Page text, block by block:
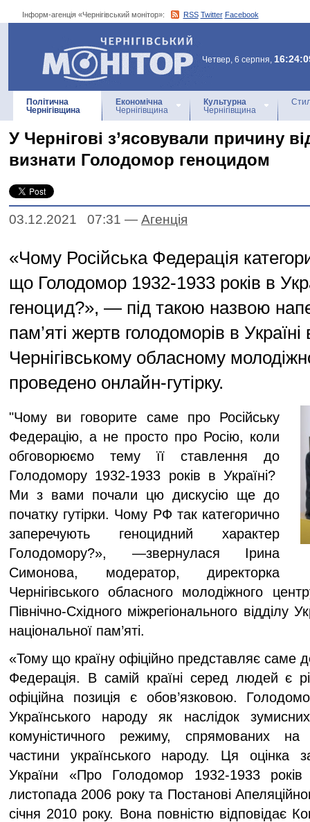
Інформ-агенція «Чернігівський монітор»: RSS Twitter Facebook
Інформ-агенція
«Чернігівський монітор»
Четвер, 6 серпня,
Політична
Чернігівщина
Економічна
Чернігівщина
Культурна
Чернігівщина
У Чернігові з’ясовували причину
визнати Голодомор геноцидом
03.12.2021 07:31 — Агенцiя
«Чому Російська Федерація
що Голодомор 1932-1933 років в
геноцид?», — під такою назвою
пам’яті жертв голодоморів в Україні
Чернігівському обласному
проведено онлайн-гутірку.
"Чому ви говорите саме про Російську
Федерацію, а не просто про Росію, коли
обговорюємо тему її ставлення до
Голодомору 1932-1933 років в Україні?
Ми з вами почали цю дискусію ще до
початку гутірки. Чому РФ так категорично
заперечують геноцидний характер
Голодомору?», —звернулася Ірина
Симонова, модератор, директорка
Чернігівського обласного молодіжного
Північно-Східного міжрегіонального відділу
національної пам’яті.
«Тому що країну офіційно представляє саме
Федерація. В самій країні серед людей є
офіційна позиція є обов’язковою.
Українського народу як наслідок
комуністичного режиму, спрямованих
частини українського народу. Ця оцінка
України «Про Голодомор 1932-1933
листопада 2006 року та Постанові
січня 2010 року. Вона повністю відповідає